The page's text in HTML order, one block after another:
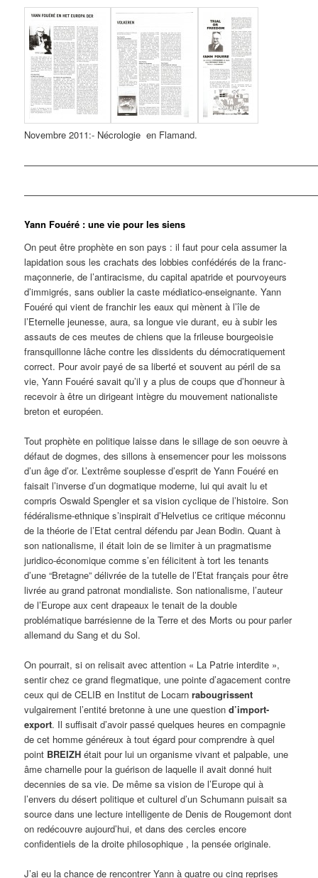
Novembre 2011:- Nécrologie en Flamand.
Yann Fouéré : une vie pour les siens
On peut être prophète en son pays : il faut pour cela assumer la
lapidation sous les crachats des lobbies confédérés de la franc-
maçonnerie, de l’antiracisme, du capital apatride et pourvoyeurs
d’immigrés, sans oublier la caste médiatico-enseignante. Yann
Fouéré qui vient de franchir les eaux qui mènent à l’île de
l’Eternelle jeunesse, aura, sa longue vie durant, eu à subir les
assauts de ces meutes de chiens que la frileuse bourgeoisie
fransquillonne lâche contre les dissidents du démocratiquement
correct. Pour avoir payé de sa liberté et souvent au péril de sa
vie, Yann Fouéré savait qu’il y a plus de coups que d’honneur à
recevoir à être un dirigeant intègre du mouvement nationaliste
breton et européen.
Tout prophète en politique laisse dans le sillage de son oeuvre à
défaut de dogmes, des sillons à ensemencer pour les moissons
d’un âge d’or. L’extrême souplesse d’esprit de Yann Fouéré en
faisait l’inverse d’un dogmatique moderne, lui qui avait lu et
compris Oswald Spengler et sa vision cyclique de l’histoire. Son
fédéralisme-ethnique s’inspirait d’Helvetius ce critique méconnu
de la théorie de l’Etat central défendu par Jean Bodin. Quant à
son nationalisme, il était loin de se limiter à un pragmatisme
juridico-économique comme s’en félicitent à tort les tenants
d’une “Bretagne” délivrée de la tutelle de l’Etat français pour être
livrée au grand patronat mondialiste. Son nationalisme, l’auteur
de l’Europe aux cent drapeaux le tenait de la double
problématique barrésienne de la Terre et des Morts ou pour parler
allemand du Sang et du Sol.
On pourrait, si on relisait avec attention « La Patrie interdite »,
sentir chez ce grand flegmatique, une pointe d’agacement contre
ceux qui de CELIB en Institut de Locarnrabougrissent
vulgairement l’entité bretonne à une une questiond’import-
export. Il suffisait d’avoir passé quelques heures en compagnie
de cet homme généreux à tout égard pour comprendre à quel
point BREIZH était pour lui un organisme vivant et palpable, une
âme charnelle pour la guérison de laquelle il avait donné huit
decennies de sa vie. De même sa vision de l’Europe qui à
l’envers du désert politique et culturel d’un Schumann puisait sa
source dans une lecture intelligente de Denis de Rougemont dont
on redécouvre aujourd’hui, et dans des cercles encore
confidentiels de la droite philosophique , la pensée originale.
J’ai eu la chance de rencontrer Yann à quatre ou cinq reprises